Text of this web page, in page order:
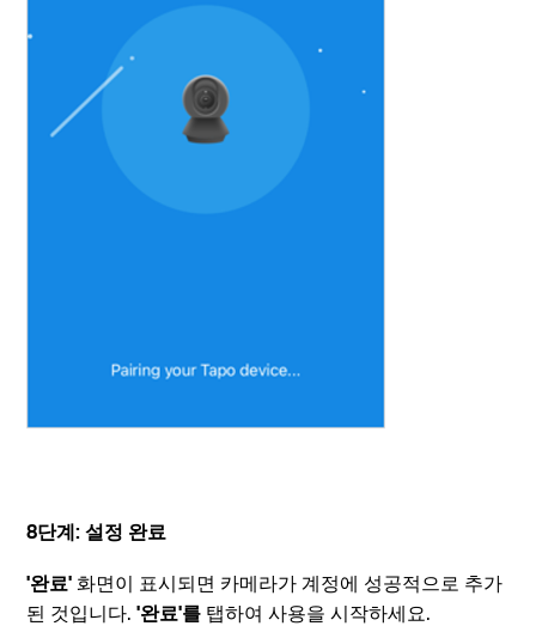
8단계: 설정 완료
'완료' 화면이 표시되면 카메라가 계정에 성공적으로 추가
된 것입니다.'완료'를 탭하여 사용을 시작하세요.